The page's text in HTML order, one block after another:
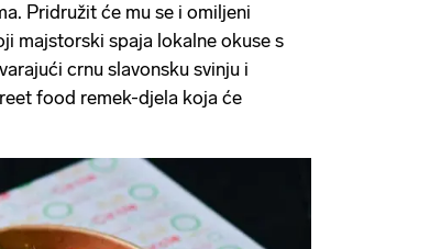
Pridružit će mu se i omiljeni
majstorski spaja lokalne okuse s
crnu slavonsku svinju i
food remek-djela koja će